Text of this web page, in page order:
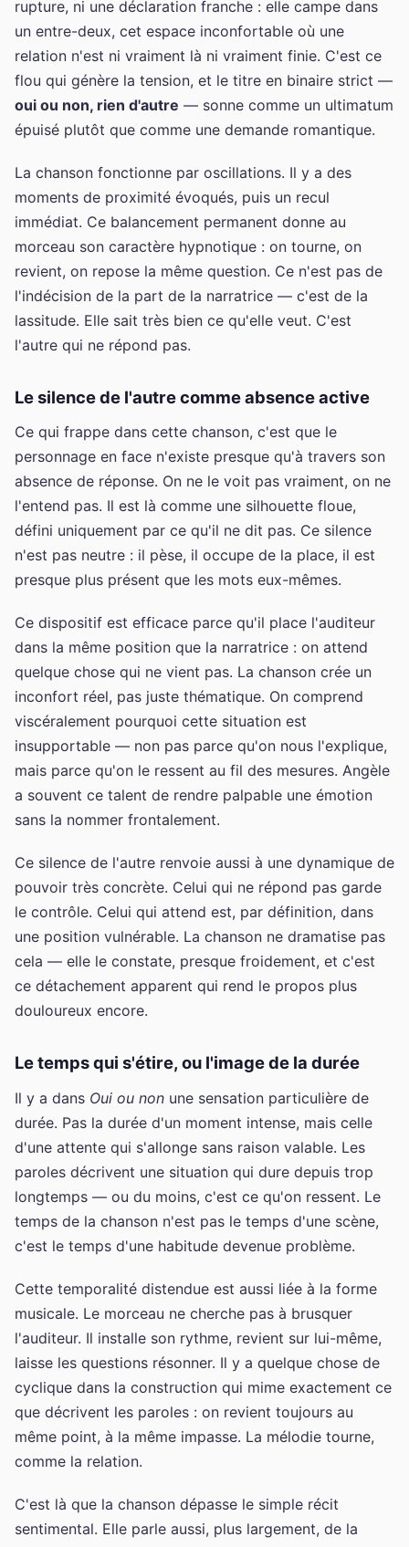
rupture, ni une déclaration franche : elle campe dans
un entre-deux, cet espace inconfortable où une
relation n'est ni vraiment là ni vraiment finie. C'est ce
flou qui génère la tension, et le titre en binaire strict —
oui ou non, rien d'autre — sonne comme un ultimatum
épuisé plutôt que comme une demande romantique.
La chanson fonctionne par oscillations. Il y a des
moments de proximité évoqués, puis un recul
immédiat. Ce balancement permanent donne au
morceau son caractère hypnotique : on tourne, on
revient, on repose la même question. Ce n'est pas de
l'indécision de la part de la narratrice — c'est de la
lassitude. Elle sait très bien ce qu'elle veut. C'est
l'autre qui ne répond pas.
Le silence de l'autre comme absence active
Ce qui frappe dans cette chanson, c'est que le
personnage en face n'existe presque qu'à travers son
absence de réponse. On ne le voit pas vraiment, on ne
l'entend pas. Il est là comme une silhouette floue,
défini uniquement par ce qu'il ne dit pas. Ce silence
n'est pas neutre : il pèse, il occupe de la place, il est
presque plus présent que les mots eux-mêmes.
Ce dispositif est efficace parce qu'il place l'auditeur
dans la même position que la narratrice : on attend
quelque chose qui ne vient pas. La chanson crée un
inconfort réel, pas juste thématique. On comprend
viscéralement pourquoi cette situation est
insupportable — non pas parce qu'on nous l'explique,
mais parce qu'on le ressent au fil des mesures. Angèle
a souvent ce talent de rendre palpable une émotion
sans la nommer frontalement.
Ce silence de l'autre renvoie aussi à une dynamique de
pouvoir très concrète. Celui qui ne répond pas garde
le contrôle. Celui qui attend est, par définition, dans
une position vulnérable. La chanson ne dramatise pas
cela — elle le constate, presque froidement, et c'est
ce détachement apparent qui rend le propos plus
douloureux encore.
Le temps qui s'étire, ou l'image de la durée
Il y a dans Oui ou non une sensation particulière de
durée. Pas la durée d'un moment intense, mais celle
d'une attente qui s'allonge sans raison valable. Les
paroles décrivent une situation qui dure depuis trop
longtemps — ou du moins, c'est ce qu'on ressent. Le
temps de la chanson n'est pas le temps d'une scène,
c'est le temps d'une habitude devenue problème.
Cette temporalité distendue est aussi liée à la forme
musicale. Le morceau ne cherche pas à brusquer
l'auditeur. Il installe son rythme, revient sur lui-même,
laisse les questions résonner. Il y a quelque chose de
cyclique dans la construction qui mime exactement ce
que décrivent les paroles : on revient toujours au
même point, à la même impasse. La mélodie tourne,
comme la relation.
C'est là que la chanson dépasse le simple récit
sentimental. Elle parle aussi, plus largement, de la